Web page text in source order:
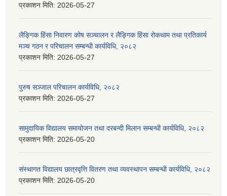
प्रकाशन मिति: 2026-05-27
लैङ्गिक हिंसा निवारण कोष सञ्चालन र लैङ्गिक हिंसा रोकथाम तथा प्रतिकार्य
मञ्च गठन र परिचालन सम्बन्धी कार्यविधि, २०८२
प्रकाशन मिति: 2026-05-27
पुरुष सञ्जाल परिचालन कार्यविधि, २०८२
प्रकाशन मिति: 2026-05-27
सामुदायिक विद्यालय समायोजन तथा दरबन्दी मिलान सम्बन्धी कार्यविधि, २०८२
प्रकाशन मिति: 2026-05-20
संस्थागत विद्यालय छात्रवृत्ति वितरण तथा व्यवस्थापन सम्बन्धी कार्यविधि, २०८२
प्रकाशन मिति: 2026-05-20